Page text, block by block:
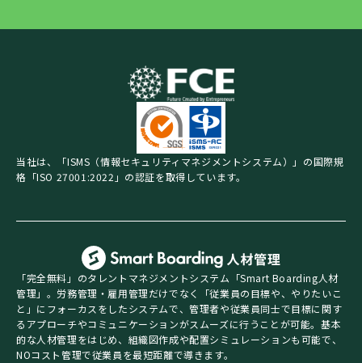
当社は、「ISMS（情報セキュリティマネジメントシステム）」の国際規
格「ISO 27001:2022」の認証を取得しています。
「完全無料」のタレントマネジメントシステム「Smart Boarding人材
管理」。労務管理・雇用管理だけでなく「従業員の目標や、やりたいこ
と」にフォーカスをしたシステムで、管理者や従業員同士で目標に関す
るアプローチやコミュニケーションがスムーズに行うことが可能。基本
的な人材管理をはじめ、組織図作成や配置シミュレーションも可能で、
NOコスト管理で従業員を最短距離で導きます。